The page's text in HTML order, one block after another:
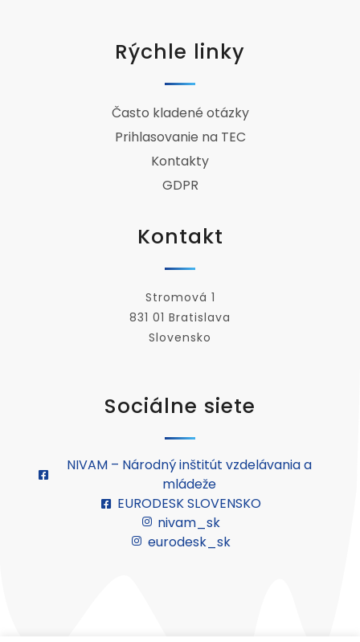
Rýchle linky
Často kladené otázky
Prihlasovanie na TEC
Kontakty
GDPR
Kontakt
Stromová 1
831 01 Bratislava
Slovensko
Sociálne siete
NIVAM – Národný inštitút vzdelávania a
mládeže
EURODESK SLOVENSKO
nivam_sk
eurodesk_sk